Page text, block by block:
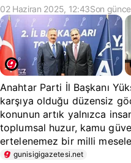
02 Haziran 2025, 12:43Son
Anahtar Parti İl Başkanı
karşıya olduğu düzensiz
konunun artık yalnızca
toplumsal huzur, kamu
ertelenemez bir milli
gunisigigazetesi.net